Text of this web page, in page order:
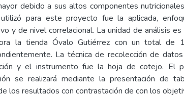
debido a sus altos componentes
para este proyecto fue la aplicada,
y de nivel correlacional. La unidad de análisis es
la tienda Óvalo Gutiérrez con un total de
La técnica de recolección de
y el instrumento fue la hoja de cotejo. El
se realizará mediante la presentación de
los resultados con contrastación de con los